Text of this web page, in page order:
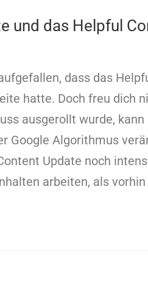
und das Helpful
dass das
hatte. Doch freu dich
ausgerollt wurde, kann
Google Algorithmus
Update noch
arbeiten, als